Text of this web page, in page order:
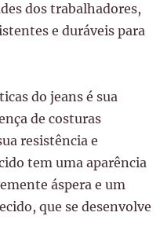
dos trabalhadores,
e duráveis para
do jeans é sua
de costuras
resistência e
tem uma aparência
áspera e um
que se desenvolve